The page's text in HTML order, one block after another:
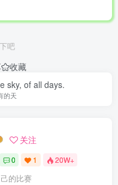
吧
收藏
sky, of all days.
的天
关注
0 1 20W+
的比赛